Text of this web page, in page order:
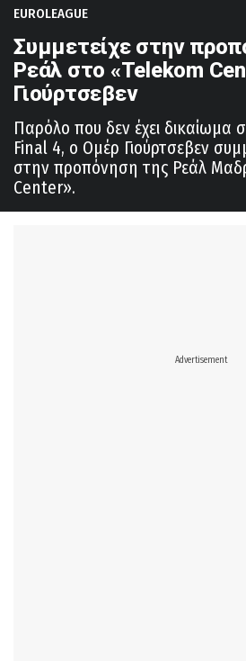
EUROLEAGUE
Συμμετείχε στην
Ρεάλ στο «Telekom
Γιούρτσεβεν
Παρόλο που δεν έχει δικαίωμα
Final 4, ο Ομέρ Γιούρτσεβεν
στην προπόνηση της Ρεάλ
Center».